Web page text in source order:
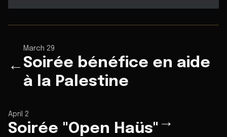
←
March 29
Soirée bénéfice en aide
à la Palestine
April 2
Soirée "Open Haüs" →